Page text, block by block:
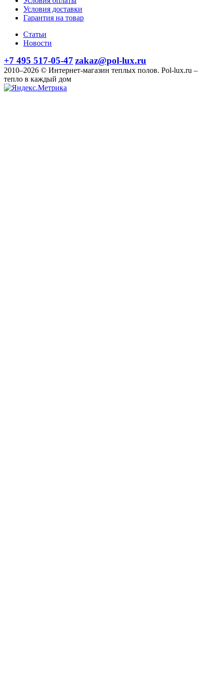
Условия доставки
Гарантия на товар
Статьи
Новости
+7 495 517-05-47 zakaz@pol-lux.ru
2010–2026 © Интернет-магазин теплых полов. Pol-lux.ru –
тепло в каждый дом